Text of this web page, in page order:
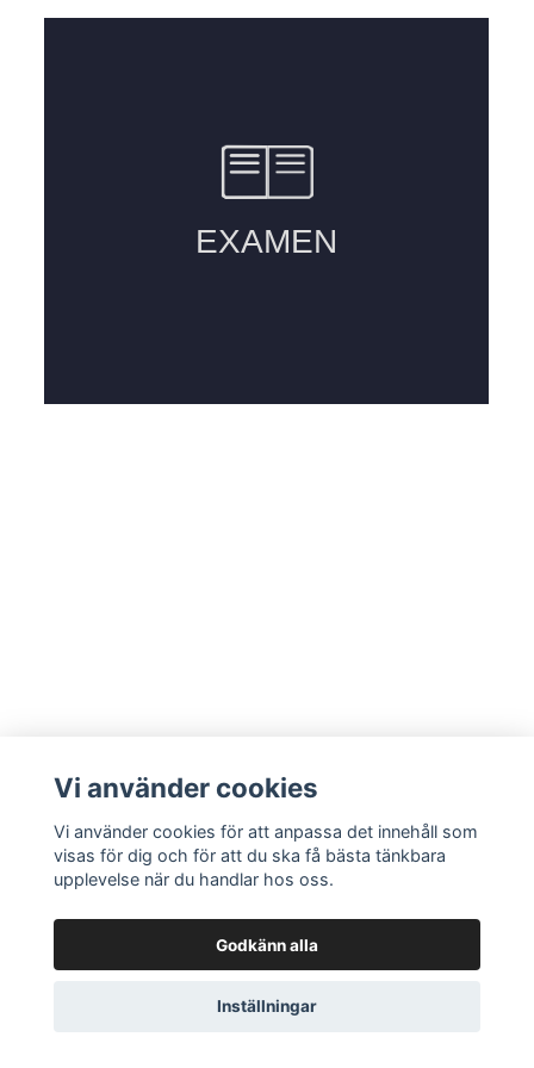
Vi använder cookies
Vi använder cookies för att anpassa det innehåll som
visas för dig och för att du ska få bästa tänkbara
upplevelse när du handlar hos oss.
Godkänn alla
Inställningar